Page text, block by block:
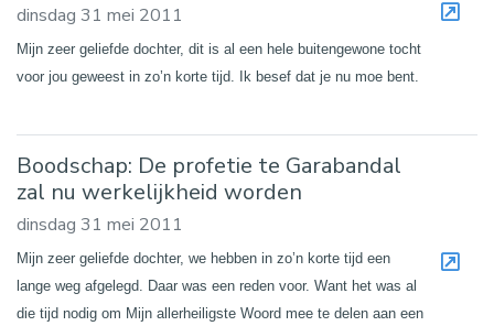
dinsdag 31 mei 2011
Mijn zeer geliefde dochter, dit is al een hele buitengewone tocht
voor jou geweest in zo’n korte tijd. Ik besef dat je nu moe bent.
Boodschap: De profetie te Garabandal
zal nu werkelijkheid worden
dinsdag 31 mei 2011
Mijn zeer geliefde dochter, we hebben in zo’n korte tijd een
lange weg afgelegd. Daar was een reden voor. Want het was al
die tijd nodig om Mijn allerheiligste Woord mee te delen aan een